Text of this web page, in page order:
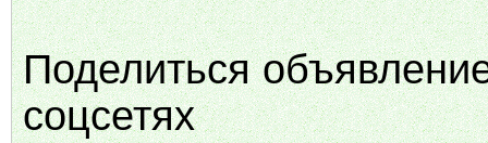
Поделиться
соцсетях